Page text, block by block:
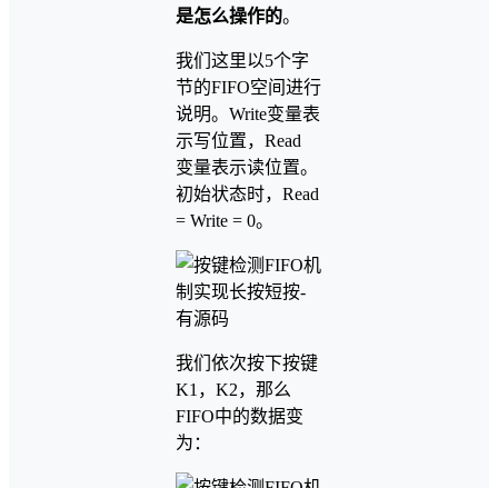
是怎么操作的。
我们这里以5个字
节的FIFO空间进行
说明。Write变量表
示写位置，Read
变量表示读位置。
初始状态时，Read
= Write = 0。
我们依次按下按键
K1，K2，那么
FIFO中的数据变
为：